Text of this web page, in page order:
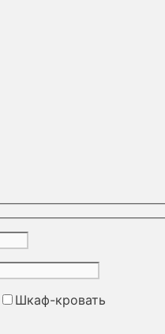
Шкаф-кровать